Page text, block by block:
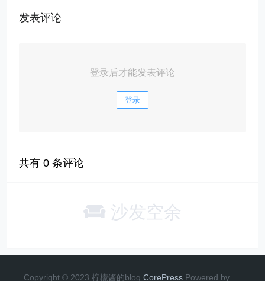
发表评论
登录后才能发表评论
登录
共有0 条评论
沙发空余
Copyright © 2023 柠檬酱的blog CorePress Powered by